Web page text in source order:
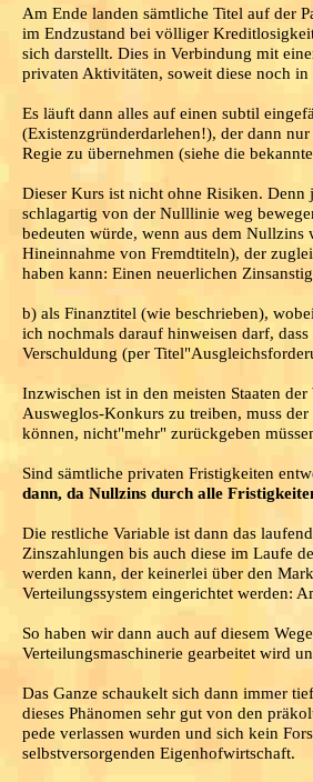
Am Ende landen sämtliche Titel auf der
im Endzustand bei völliger
sich darstellt. Dies in Verbindung mit
privaten Aktivitäten, soweit diese noch
Es läuft dann alles auf einen subtil
(Existenzgründerdarlehen!), der dann
Regie zu übernehmen (siehe die
Dieser Kurs ist nicht ohne Risiken.
schlagartig von der Nulllinie weg
bedeuten würde, wenn aus dem
Hineinnahme von Fremdtiteln), der
haben kann: Einen neuerlichen
b) als Finanztitel (wie beschrieben),
ich nochmals darauf hinweisen darf,
Verschuldung (per
Inzwischen ist in den meisten Staaten
Ausweglos-Konkurs zu treiben, muss
können, nicht"mehr" zurückgeben
Sind sämtliche privaten Fristigkeiten
dann, da Nullzins durch alle
Die restliche Variable ist dann das
Zinszahlungen bis auch diese im Laufe
werden kann, der keinerlei über den
Verteilungssystem eingerichtet werden:
So haben wir dann auch auf diesem
Verteilungsmaschinerie gearbeitet wird
Das Ganze schaukelt sich dann immer
dieses Phänomen sehr gut von den
pede verlassen wurden und sich kein
selbstversorgenden Eigenhofwirtschaft.